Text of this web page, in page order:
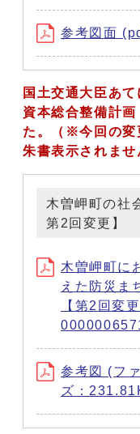
参考図面
国土交通大臣あ
資本総合整備計
た。（※今回の変
朱書表示されませ
木曽岬町の社
第2回変更】
木曽岬町に
えた防災ま
【第2回変
参考図 (フ
ズ：